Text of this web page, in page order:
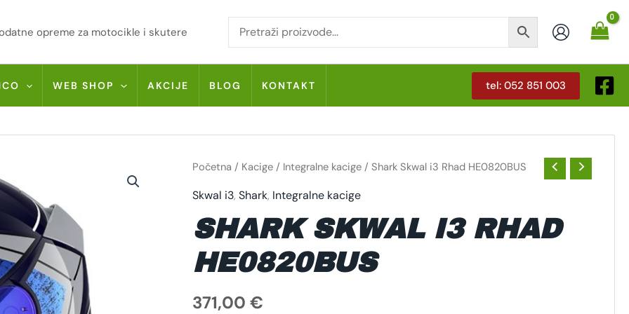
opreme za motocikle i skutere
WEB SHOP AKCIJE BLOG KONTAKT tel: 052 851 003
Početna / Kacige/ Integralne kacige/ Shark Skwal i3 Rhad HE0820BUS
Skwal i3, Shark, Integralne kacige
SHARK SKWAL I3 RHAD
HE0820BUS
371,00 €
SHARK
SKWAL
RHAD
HE0820BUS